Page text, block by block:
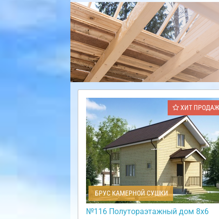
ХИТ ПРОДАЖ
БРУС КАМЕРНОЙ СУШКИ
№116 Полутораэтажный дом 8х6